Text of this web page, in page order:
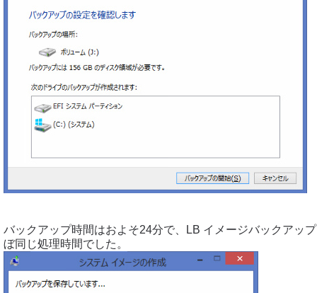
バックアップ時間はおよそ24分で、LB イメージバックアッ
ぼ同じ処理時間でした。